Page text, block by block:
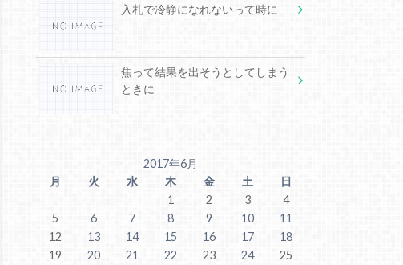
入札で冷静になれないって時に
焦って結果を出そうとしてしまう
ときに
2017年6月
月
火 水 木 金 土
日
1
2 3
4
5
6 7 8 9 10
11
12
13 14 15 16 17
18
19
20 21 22 23 24 25